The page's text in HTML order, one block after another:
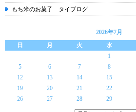
もち米のお菓子 タイブログ
2026年7月
日
月 火 水
1
5
6 7 8
12
13 14 15
19
20 21 22
26
27 28 29